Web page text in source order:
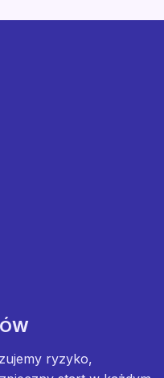
ryzyko,